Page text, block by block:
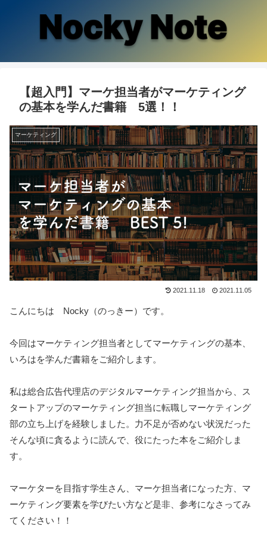
【超入門】マーケ担当者がマーケティング
の基本を学んだ書籍 5選！！
マーケティング
2021.11.18 2021.11.05
こんにちは Nocky（のっきー）です。
今回はマーケティング担当者としてマーケティングの基本、
いろはを学んだ書籍をご紹介します。
私は総合広告代理店のデジタルマーケティング担当から、ス
タートアップのマーケティング担当に転職しマーケティング
部の立ち上げを経験しました。力不足が否めない状況だった
そんな頃に貪るように読んで、役にたった本をご紹介しま
す。
マーケターを目指す学生さん、マーケ担当者になった方、マ
ーケティング要素を学びたい方など是非、参考になさってみ
てください！！